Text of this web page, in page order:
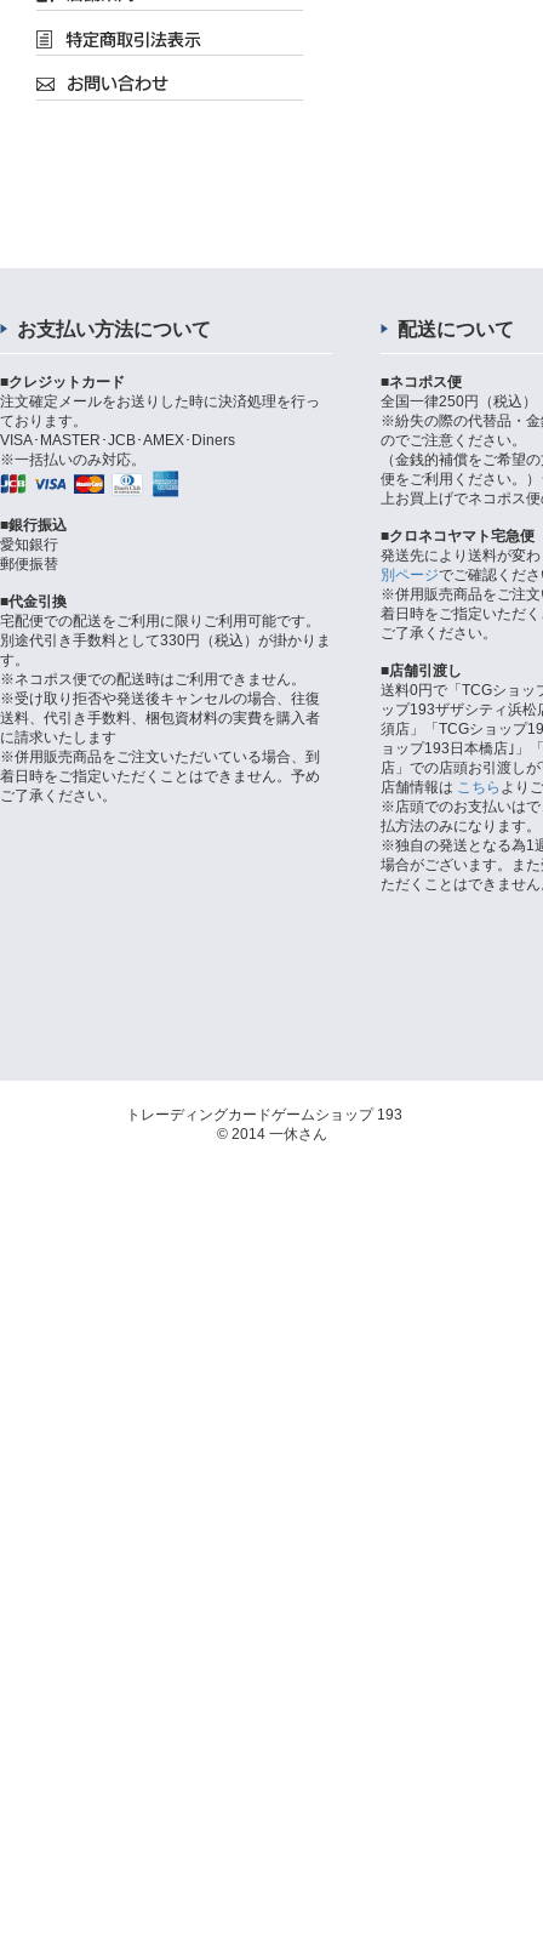
お支払い方法について
■クレジットカード
注文確定メールをお送りした時に決済処理を行っ
ております。
VISA･MASTER･JCB･AMEX･Diners
※一括払いのみ対応。
■銀行振込
愛知銀行
郵便振替
■代金引換
宅配便での配送をご利用に限りご利用可能です。
別途代引き手数料として330円（税込）が掛かりま
す。
※ネコポス便での配送時はご利用できません。
※受け取り拒否や発送後キャンセルの場合、往復
送料、代引き手数料、梱包資材料の実費を購入者
に請求いたします
※併用販売商品をご注文いただいている場合、到
着日時をご指定いただくことはできません。予め
ご了承ください。
配送について
■ネコポス便
全国一律250円（税込）
※紛失の際の代替品・
のでご注意ください。
（金銭的補償をご希望
便をご利用ください。
上お買上げでネコポス
■クロネコヤマト宅急便
発送先により送料が変
別ページでご確認くだ
※併用販売商品をご注
着日時をご指定いただ
ご了承ください。
■店舗引渡し
送料0円で「TCGショッ
ップ193ザザシティ浜
須店」「TCGショップ
ョップ193日本橋店｣」
店」での店頭お引渡し
店舗情報は こちら より
※店頭でのお支払いは
払方法のみになります。
※独自の発送となる為1
場合がございます。ま
ただくことはできませ
トレーディングカードゲームショップ 193
© 2014 一休さん